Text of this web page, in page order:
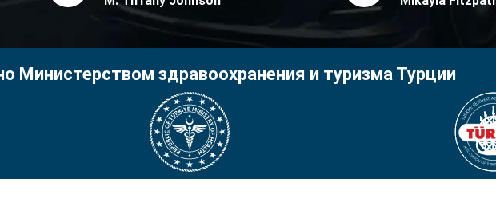
Министерством здравоохранения и туризма Турции